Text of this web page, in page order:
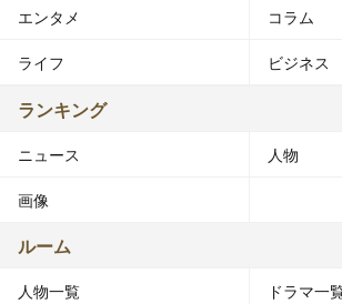
エンタメ コラム
ライフ ビジネス
ランキング
ニュース 人物
画像
ルーム
人物一覧 ドラマ一